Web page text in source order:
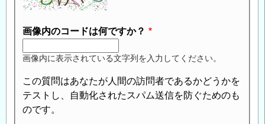
画像内のコードは何ですか？
画像内に表示されている文字列を入力してください。
この質問はあなたが人間の訪問者であるかどうかを
テストし、自動化されたスパム送信を防ぐためのも
のです。